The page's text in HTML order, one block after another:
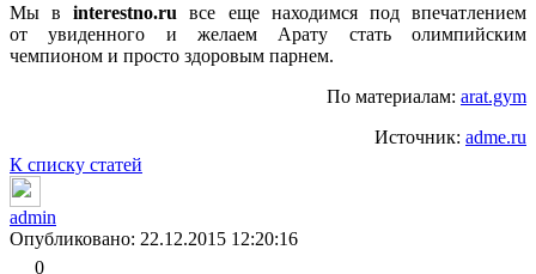
Мы вinterestno.ru все еще находимся под впечатлением
от увиденного и желаем Арату стать олимпийским
чемпионом и просто здоровым парнем.
По материалам: arat.gym
Источник: adme.ru
К списку статей
admin
Опубликовано: 22.12.2015 12:20:16
0